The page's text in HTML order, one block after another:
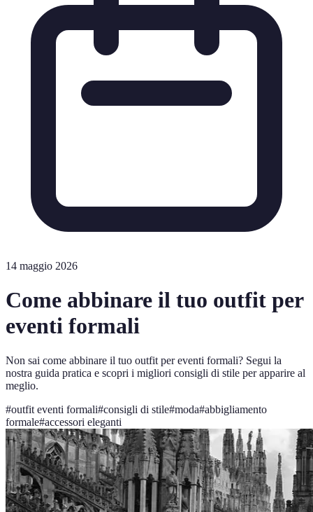
14 maggio 2026
Come abbinare il tuo outfit per
eventi formali
Non sai come abbinare il tuo outfit per eventi formali? Segui la
nostra guida pratica e scopri i migliori consigli di stile per apparire al
meglio.
#outfit eventi formali#consigli di stile#moda#abbigliamento
formale#accessori eleganti